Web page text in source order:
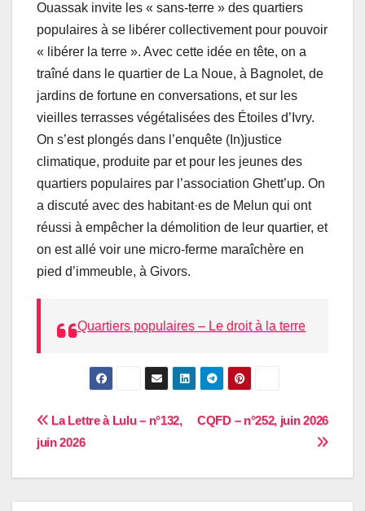
Ouassak invite les « sans-terre » des quartiers
populaires à se libérer collectivement pour pouvoir
« libérer la terre ». Avec cette idée en tête, on a
traîné dans le quartier de La Noue, à Bagnolet, de
jardins de fortune en conversations, et sur les
vieilles terrasses végétalisées des Étoiles d’Ivry.
On s’est plongés dans l’enquête (In)justice
climatique, produite par et pour les jeunes des
quartiers populaires par l’association Ghett’up. On
a discuté avec des habitant·es de Melun qui ont
réussi à empêcher la démolition de leur quartier, et
on est allé voir une micro-ferme maraîchère en
pied d’immeuble, à Givors.
Quartiers populaires – Le droit à la terre
Navigation
de
CQFD – n°252, juin 2026
La Lettre à Lulu – n°132,
juin 2026